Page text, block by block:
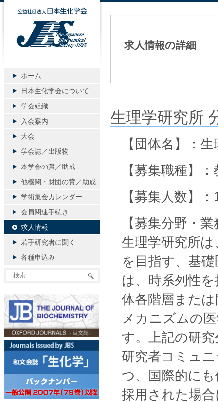
求人情報の詳細
生理学研究所
【団体名】：
【募集職種】
【募集人数】：
【募集分野・
生理学研究所
を目指す、基
は、時系列性
体各階層また
メカニズムの
す。上記の研
研究者コミュ
つ、国際的に
採用された場
公益社団法人日本生化学会
ホーム
日本生化学会について
学会組織
入会案内
大会
学会誌／出版物
本学会の賞／助成
他機関・財団の賞／助成
学術集会カレンダー
会員関連手続き
求人情報
若手研究者に聞く
各種申込み